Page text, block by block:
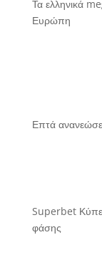
Τα ελληνικά
Ευρώπη
Επτά
Superbet
φάσης